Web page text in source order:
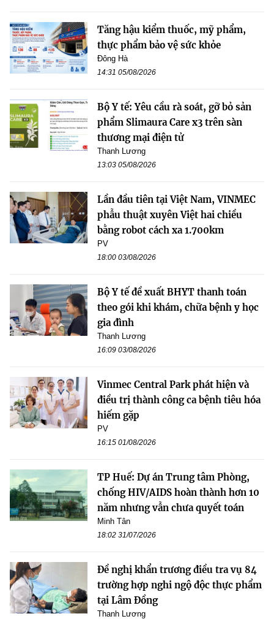
Tăng hậu kiểm thuốc, mỹ phẩm,
thực phẩm bảo vệ sức khỏe
Đông Hà
14:31 05/08/2026
Bộ Y tế: Yêu cầu rà soát, gỡ bỏ sản
phẩm Slimaura Care x3 trên sàn
thương mại điện tử
Thanh Lương
13:03 05/08/2026
Lần đầu tiên tại Việt Nam, VINMEC
phẫu thuật xuyên Việt hai chiều
bằng robot cách xa 1.700km
PV
18:00 03/08/2026
Bộ Y tế đề xuất BHYT thanh toán
theo gói khi khám, chữa bệnh y học
gia đình
Thanh Lương
16:09 03/08/2026
Vinmec Central Park phát hiện và
điều trị thành công ca bệnh tiêu hóa
hiếm gặp
PV
16:15 01/08/2026
TP Huế: Dự án Trung tâm Phòng,
chống HIV/AIDS hoàn thành hơn 10
năm nhưng vẫn chưa quyết toán
Minh Tân
18:02 31/07/2026
Đề nghị khẩn trương điều tra vụ 84
trường hợp nghi ngộ độc thực phẩm
tại Lâm Đồng
Thanh Lương